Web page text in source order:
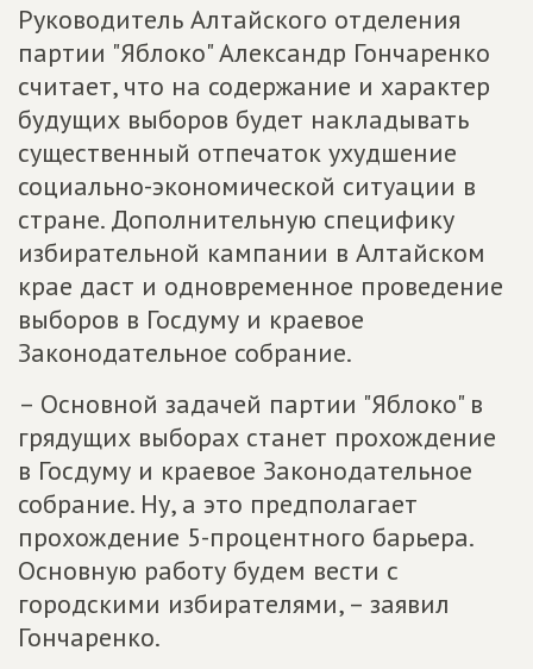
Руководитель Алтайского отделения
партии "Яблоко" Александр Гончаренко
считает, что на содержание и характер
будущих выборов будет накладывать
существенный отпечаток ухудшение
социально-экономической ситуации в
стране. Дополнительную специфику
избирательной кампании в Алтайском
крае даст и одновременное проведение
выборов в Госдуму и краевое
Законодательное собрание.
– Основной задачей партии "Яблоко" в
грядущих выборах станет прохождение
в Госдуму и краевое Законодательное
собрание. Ну, а это предполагает
прохождение 5-процентного барьера.
Основную работу будем вести с
городскими избирателями, – заявил
Гончаренко.